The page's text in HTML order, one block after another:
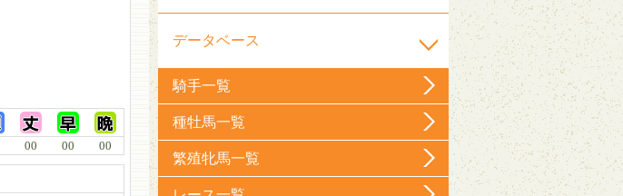
00 00 00
データベース
騎手一覧
種牡馬一覧
繁殖牝馬一覧